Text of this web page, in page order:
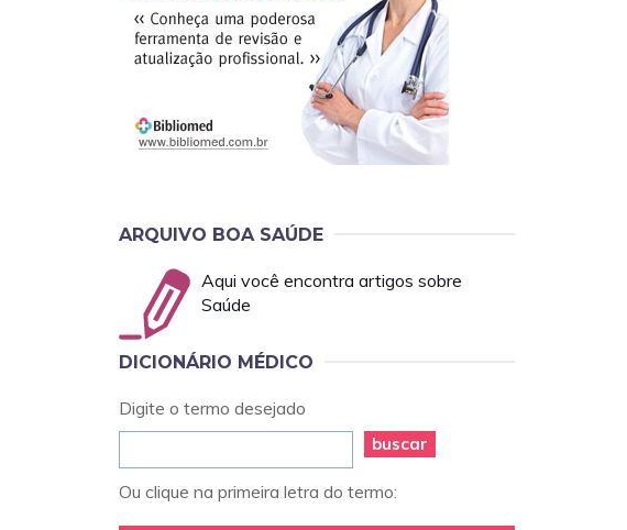
ARQUIVO BOA SAÚDE
Aqui você encontra artigos sobre
Saúde
DICIONÁRIO MÉDICO
Digite o termo desejado
buscar
Ou clique na primeira letra do termo: